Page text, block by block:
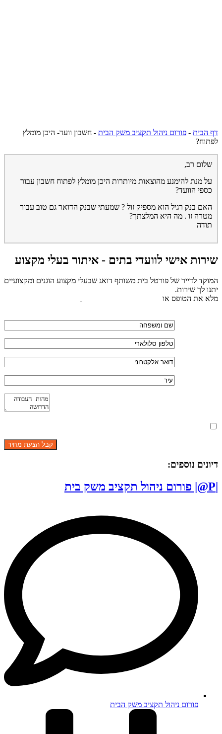
דף הבית - פורום ניהול תקציב משק הבית - חשבון וועד- היכן מומלץ
לפתוח?
שלום רב,
על מנת להימנע מהוצאות מיותרות היכן מומלץ לפתוח חשבון עבור
כספי הוועד?
האם בנק רגיל הוא מספיק זול ? שמעתי שבנק הדואר גם טוב עבור
מטרה זו . מה היא המלצתך?
תודה
שירות אישי לוועדי בתים - איתור בעלי מקצוע
המוקד לדייר של פורטל בית משותף דואג שבעלי מקצוע הוגנים ומקצועיים
יתנו לך שירות.
מלא את הטופס או
דיונים נוספים:
פורום ניהול תקציב משק הבית